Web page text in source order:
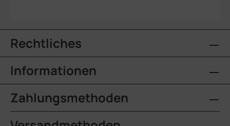
Rechtliches
Informationen
Zahlungsmethoden